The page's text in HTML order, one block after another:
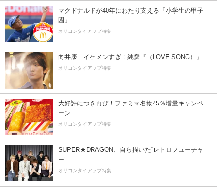
マクドナルドが40年にわたり支える「小学生の甲子
園」
オリコンタイアップ特集
向井康二イケメンすぎ！純愛『（LOVE SONG）』
オリコンタイアップ特集
大好評につき再び！ファミマ名物45％増量キャンペ
ーン
オリコンタイアップ特集
SUPER★DRAGON、自ら描いた”レトロフューチャ
ー”
オリコンタイアップ特集